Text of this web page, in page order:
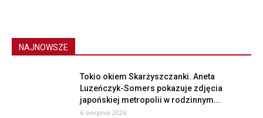
NAJNOWSZE
Tokio okiem Skarżyszczanki. Aneta
Luzeńczyk-Somers pokazuje zdjęcia
japońskiej metropolii w rodzinnym...
6 sierpnia 2026